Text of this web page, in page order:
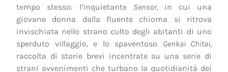
tempo stesso: l’inquietante Sensor, in cui una
giovane donna dalla fluente chioma si ritrova
invischiata nello strano culto degli abitanti di uno
sperduto villaggio, e lo spaventoso Genkai Chitai,
raccolta di storie brevi incentrate su una serie di
strani avvenimenti che turbano la quotidianità dei